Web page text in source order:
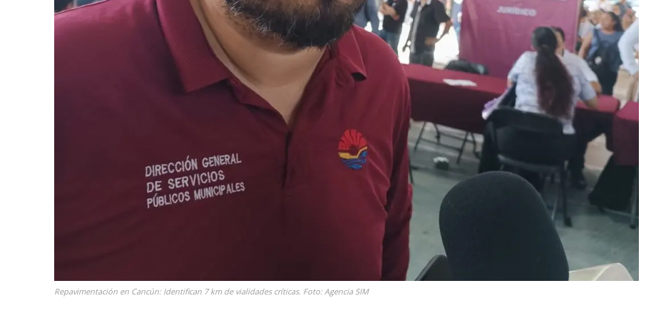
Repavimentación en Cancún: Identifican 7 km de vialidades críticas. Foto: Agencia SIM